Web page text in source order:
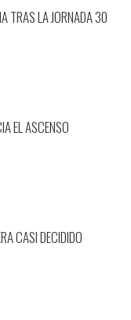
TRAS LA JORNADA 30
EL ASCENSO
CASI DECIDIDO